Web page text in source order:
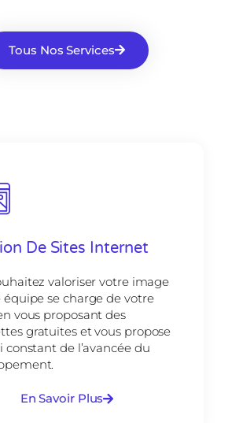
Tous Nos Services
De Sites Internet
valoriser votre image
équipe se charge de votre
vous proposant des
gratuites et vous propose
constant de l’avancée du
En Savoir Plus